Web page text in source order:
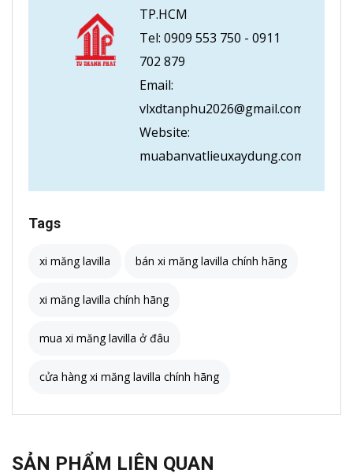
TP.HCM
Tel: 0909 553 750 - 0911
702 879
Email:
vlxdtanphu2026@gmail.com
Website:
muabanvatlieuxaydung.com
Tags
xi măng lavilla bán xi măng lavilla chính hãng
xi măng lavilla chính hãng
mua xi măng lavilla ở đâu
cửa hàng xi măng lavilla chính hãng
SẢN PHẨM LIÊN QUAN